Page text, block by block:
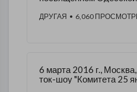
которого я была
ДРУГАЯ • 6,060
6 марта 2016 г.,
ток-шоу "Комитета 25